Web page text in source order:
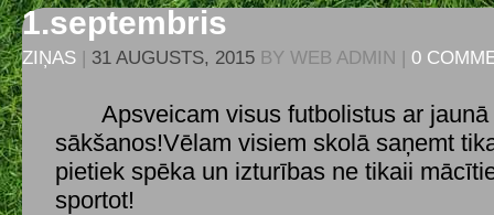
1.septembris
ZIŅAS | 31 AUGUSTS, 2015 BY WEB ADMIN | 0
Apsveicam visus futbolistus ar jaunā
sākšanos!Vēlam visiem skolā saņemt
pietiek spēka un izturības ne tikaii
sportot!